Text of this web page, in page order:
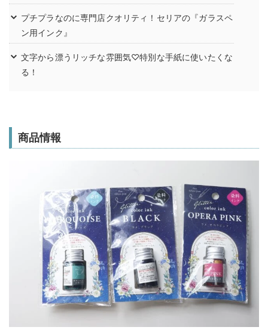
プチプラなのに専門店クオリティ！セリアの『ガラスペ
ン用インク』
文字から漂うリッチな雰囲気♡特別な手紙に使いたくな
る！
商品情報